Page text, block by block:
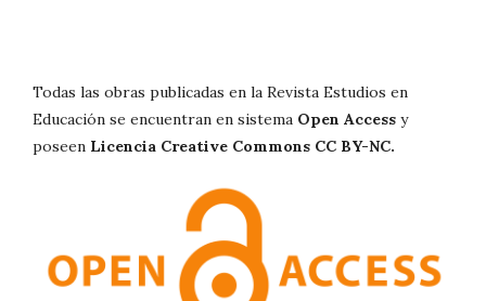
Todas las obras publicadas en la Revista Estudios en
Educación se encuentran en sistema Open Access y
poseen Licencia Creative Commons CC BY-NC.